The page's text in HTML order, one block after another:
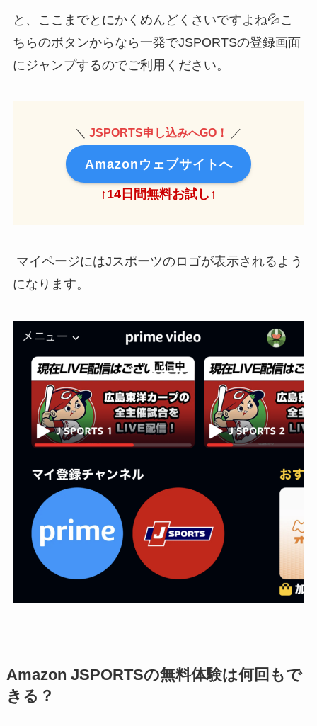
と、ここまでとにかくめんどくさいですよね💦こ
ちらのボタンからなら一発でJSPORTSの登録画面
にジャンプするのでご利用ください。
＼ JSPORTS申し込みへGO！ ／
Amazonウェブサイトへ
↑14日間無料お試し↑
マイページにはJスポーツのロゴが表示されるよう
になります。
Amazon JSPORTSの無料体験は何回もで
きる？